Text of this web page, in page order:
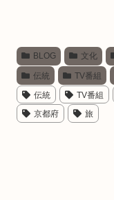
BLOG 文化
伝統 TV番組
伝統 TV番組
京都府
旅